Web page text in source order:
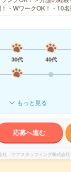
・WワークOK！・10
30代 40代
もっと見る
応募へ進む
社 ケアスタッフィング株式会社